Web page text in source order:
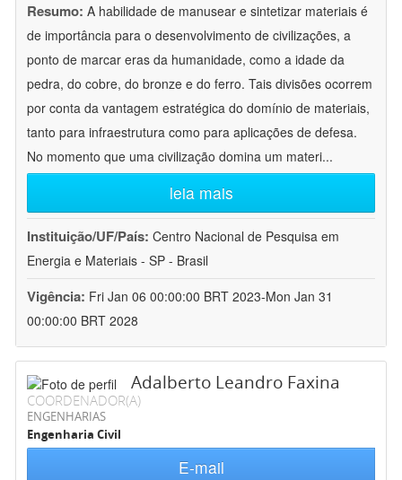
Resumo: A habilidade de manusear e sintetizar materiais é
de importância para o desenvolvimento de civilizações, a
ponto de marcar eras da humanidade, como a idade da
pedra, do cobre, do bronze e do ferro. Tais divisões ocorrem
por conta da vantagem estratégica do domínio de materiais,
tanto para infraestrutura como para aplicações de defesa.
No momento que uma civilização domina um materi...
leia mais
Instituição/UF/País: Centro Nacional de Pesquisa em
Energia e Materiais - SP - Brasil
Vigência: Fri Jan 06 00:00:00 BRT 2023-Mon Jan 31
00:00:00 BRT 2028
Adalberto Leandro Faxina
COORDENADOR(A)
ENGENHARIAS
Engenharia Civil
E-mail